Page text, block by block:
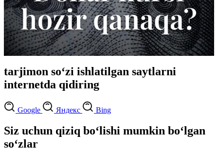
tarjimon so‘zi ishlatilgan saytlarni
internetda qidiring
Google Яндекс Bing
Siz uchun qiziq bo‘lishi mumkin bo‘lgan
so‘zlar